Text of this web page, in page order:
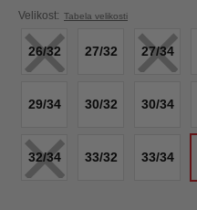
Velikost: Tabela velikosti
26/32
× 27/32 27/34
×
29/34 30/32 30/34
32/34
× 33/32 33/34